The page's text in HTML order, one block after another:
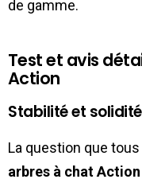
de gamme.
Test et avis
Action
Stabilité et
La question que
arbres à chat